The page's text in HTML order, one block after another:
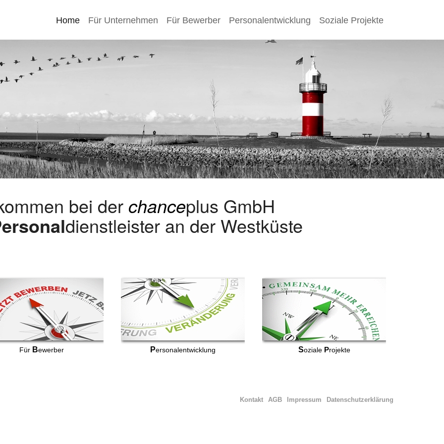
Home Für Unternehmen Für Bewerber Personalentwicklung Soziale Projekte
bei der chanceplus GmbH
dienstleister an der Westküste
Für Bewerber Personalentwicklung Soziale Projekte
Datenschutzerklärung
Impressum
AGB
Kontakt